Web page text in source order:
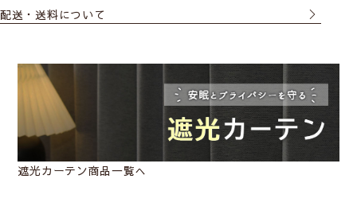
配送・送料について
遮光カーテン商品一覧へ